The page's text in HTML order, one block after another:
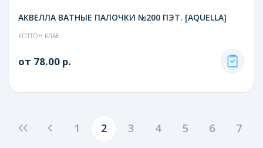
АКВЕЛЛА ВАТНЫЕ ПАЛОЧКИ №200 ПЭТ. [AQUELLA]
КОТТОН КЛАБ
от 78.00 р.
1 2 3 4 5 6
7